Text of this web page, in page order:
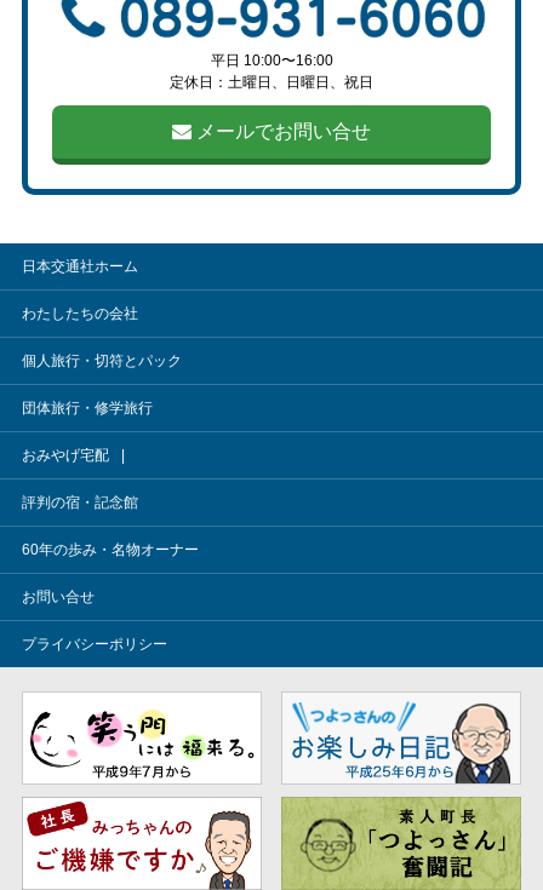
平日 10:00〜16:00
定休日：土曜日、日曜日、祝日
メールでお問い合せ
日本交通社ホーム
わたしたちの会社
個人旅行・切符とパック
団体旅行・修学旅行
おみやげ宅配
評判の宿・記念館
60年の歩み・名物オーナー
お問い合せ
プライバシーポリシー